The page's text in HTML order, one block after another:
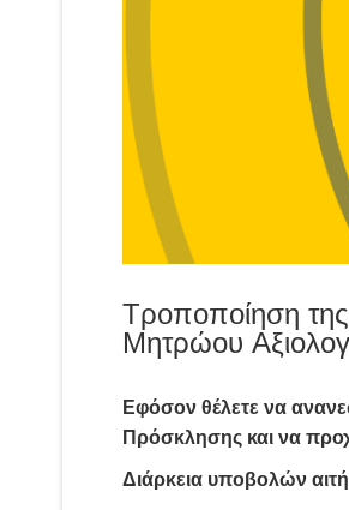
Τροποποίηση
Μητρώου
Εφόσον θέλετε να
Πρόσκλησης και να
Διάρκεια υποβολών